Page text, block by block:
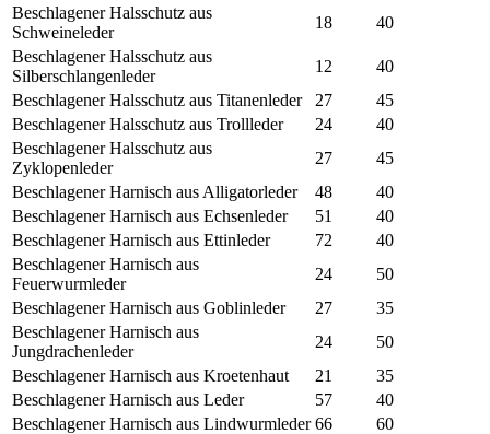
Beschlagener Halsschutz aus
Schweineleder
18
40
Beschlagener Halsschutz aus
Silberschlangenleder
12
40
Beschlagener Halsschutz aus Titanenleder
27
45
Beschlagener Halsschutz aus Trollleder
24
40
Beschlagener Halsschutz aus
Zyklopenleder
27
45
Beschlagener Harnisch aus Alligatorleder
48
40
Beschlagener Harnisch aus Echsenleder
51
40
Beschlagener Harnisch aus Ettinleder
72
40
Beschlagener Harnisch aus
Feuerwurmleder
24
50
Beschlagener Harnisch aus Goblinleder
27
35
Beschlagener Harnisch aus
Jungdrachenleder
24
50
Beschlagener Harnisch aus Kroetenhaut
21
35
Beschlagener Harnisch aus Leder
57
40
Beschlagener Harnisch aus Lindwurmleder 66
60